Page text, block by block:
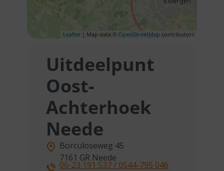
Leaflet | Map data © OpenStreetMap contributors
Uitdeelpunt
Oost-
Achterhoek
Neede
Borculoseweg 45
7161 GR Neede
06-23 191 537 / 0544-795 046